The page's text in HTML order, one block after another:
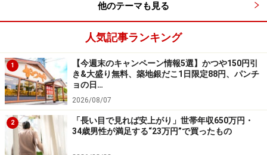
いかがだったでしょうか？ 塾にかかる費用を見直すだけ
で月に数万円の節約が可能です。塾代が家計を圧迫して
いる方はぜひ参考にしてみてください。
【関連記事をチェック！】
【食費の節約に役立つ！】イオンで買いたいおすすめ食
品BEST5
持続可能な投資先！生協の「出資金」の仕組み
他のテーマも見る
人気記事ランキング
1
【今週末のキャンペーン情報5選】かつや150円引
き&大盛り無料、築地銀だこ1日限定88円、パンチ
ョの日…
2026/08/07
2
「長い目で見れば安上がり」世帯年収650万円・
34歳男性が満足する“23万円”で買ったもの